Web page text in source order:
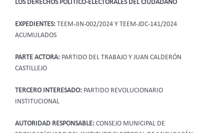
LOS DERECHOS POLÍTICO-ELECTORALES DEL CIUDADANO
EXPEDIENTES: TEEM-JIN-002/2024 Y TEEM-JDC-141/2024
ACUMULADOS
PARTE ACTORA: PARTIDO DEL TRABAJO Y JUAN CALDERÓN
CASTILLEJO
TERCERO INTERESADO: PARTIDO REVOLUCIONARIO
INSTITUCIONAL
AUTORIDAD RESPONSABLE: CONSEJO MUNICIPAL DE